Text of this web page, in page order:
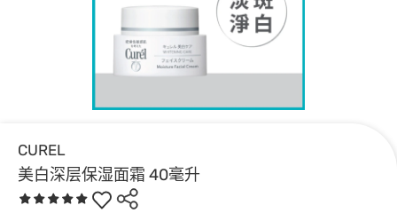
CUREL
美白深层保湿面霜 40毫升